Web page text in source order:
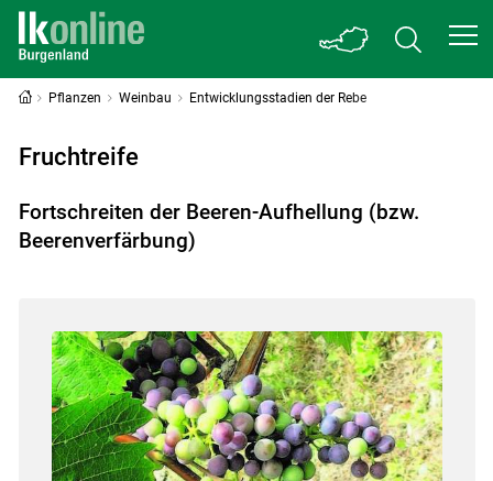
Pflanzen Weinbau Entwicklungsstadien der Rebe
Fruchtreife
Fortschreiten der Beeren-Aufhellung (bzw.
Beerenverfärbung)